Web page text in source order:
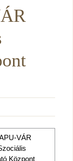
VÁR
Központ